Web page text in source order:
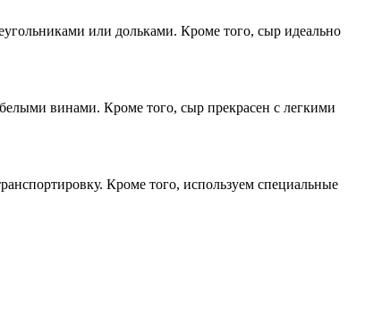
или дольками. Кроме того, сыр идеально
винами. Кроме того, сыр прекрасен с легкими
Кроме того, используем специальные